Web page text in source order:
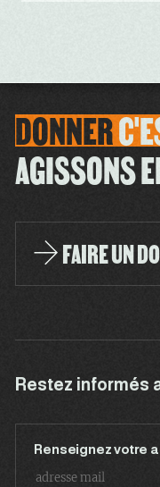
DONNER
AGISSONS
FAIRE UN
Restez informés
Renseignez votre